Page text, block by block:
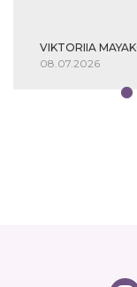
VIKTORIIA
08.07.2026